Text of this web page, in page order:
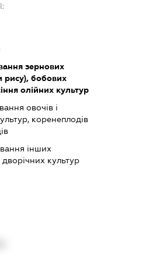
зернових
рису), бобових
олійних культур
овочів і
коренеплодів
інших
дворічних культур